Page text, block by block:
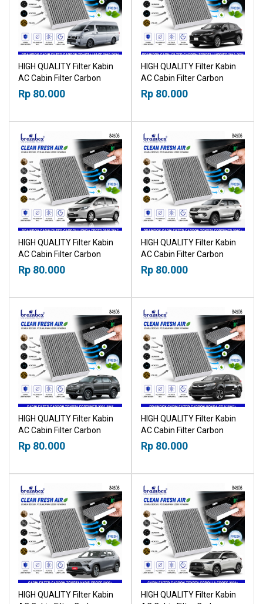
HIGH QUALITY Filter Kabin
AC Cabin Filter Carbon
Toyota Hiace 2013-2024
21019530
Rp 80.000
HIGH QUALITY Filter Kabin
AC Cabin Filter Carbon
Toyota Harrier 2013-2021
21019530
Rp 80.000
HIGH QUALITY Filter Kabin
AC Cabin Filter Carbon
Honda Freed 2009-2016
21019530
Rp 80.000
HIGH QUALITY Filter Kabin
AC Cabin Filter Carbon
Toyota Fortuner 2015+
21019530
Rp 80.000
HIGH QUALITY Filter Kabin
AC Cabin Filter Carbon
Toyota Fortuner 2005-2015
21019530
Rp 80.000
HIGH QUALITY Filter Kabin
AC Cabin Filter Carbon
Honda CRV 2017+
21019530
Rp 80.000
HIGH QUALITY Filter Kabin
HIGH QUALITY Filter Kabin